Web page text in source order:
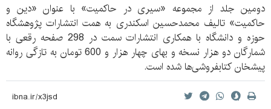
دومین جلد از مجموعه «سیری در حاکمیت» با عنوان «دین و
حاکمیت» تالیف محمدحسین اسکندری به همت انتشارات پژوهشگاه
حوزه و دانشگاه با همکاری انتشارات سمت در 298 صفحه رقعی با
شمارگان دو هزار نسخه و بهای چهار هزار و 600 تومان به تازگی روانه
پیشخان کتابفروشی‌ها شده است.